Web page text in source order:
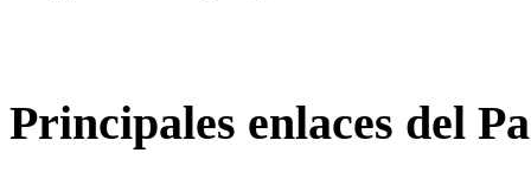
Principales enlaces del